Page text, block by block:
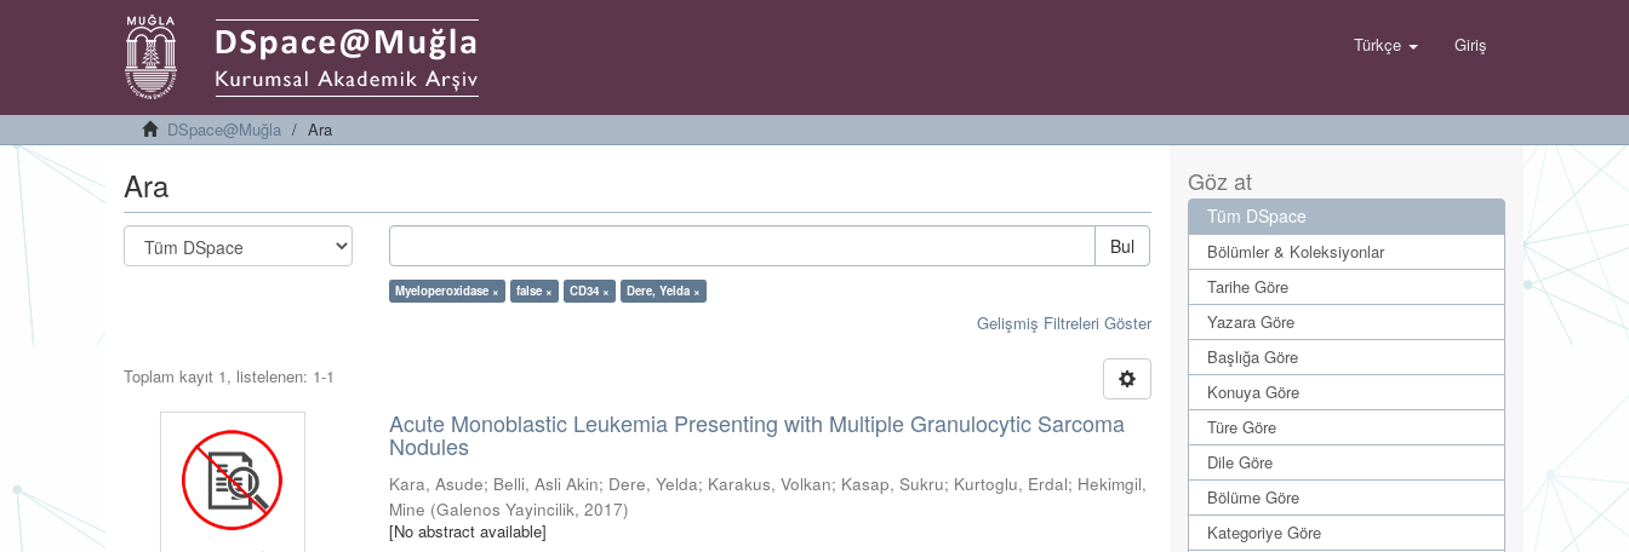
Türkçe Giriş
DSpace@Muğla Ara
Ara
Bul
Myeloperoxidase × false × CD34 × Dere, Yelda ×
Gelişmiş Filtreleri Göster
Toplam kayıt 1, listelenen: 1-1
Acute Monoblastic Leukemia Presenting with Multiple Granulocytic Sarcoma
Nodules
Kara, Asude; Belli, Asli Akin; Dere, Yelda; Karakus, Volkan; Kasap, Sukru; Kurtoglu, Erdal; Hekimgil,
Mine (Galenos Yayincilik,2017)
[No abstract available]
Göz at
Tüm DSpace
Bölümler & Koleksiyonlar
Tarihe Göre
Yazara Göre
Başlığa Göre
Konuya Göre
Türe Göre
Dile Göre
Bölüme Göre
Kategoriye Göre